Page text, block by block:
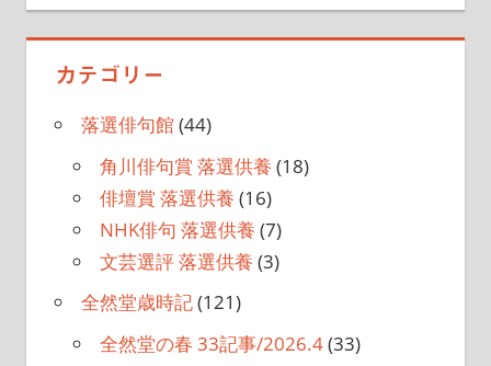
カテゴリー
落選俳句館(44)
角川俳句賞 落選供養 (18)
俳壇賞 落選供養 (16)
NHK俳句 落選供養 (7)
文芸選評 落選供養 (3)
全然堂歳時記(121)
全然堂の春 33記事/2026.4(33)